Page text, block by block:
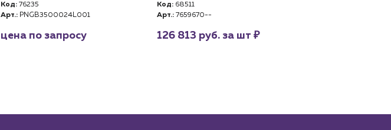
Код: 76235
Арт.: PNGB3500024L001
цена по запросу
Код: 68511
Арт.: 7659670--
126 813 руб. за шт ₽